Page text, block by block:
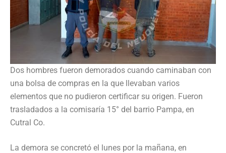
Dos hombres fueron demorados cuando caminaban con
una bolsa de compras en la que llevaban varios
elementos que no pudieron certificar su origen. Fueron
trasladados a la comisaría 15° del barrio Pampa, en
Cutral Co.
La demora se concretó el lunes por la mañana, en